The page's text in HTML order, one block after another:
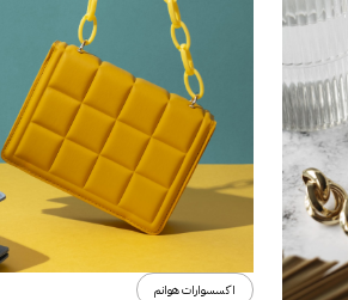
اكسسوارات هوانم